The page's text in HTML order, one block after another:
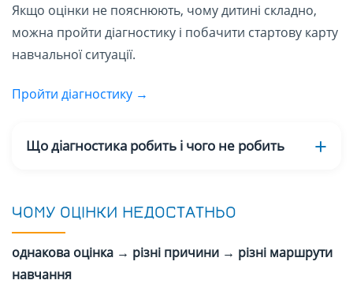
Якщо оцінки не пояснюють, чому дитині складно,
можна пройти діагностику і побачити стартову карту
навчальної ситуації.
Пройти діагностику →
Що діагностика робить і чого не робить
ЧОМУ ОЦІНКИ НЕДОСТАТНЬО
однакова оцінка → різні причини → різні маршрути
навчання